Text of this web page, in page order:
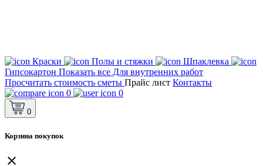
Краски Полы и стяжки
Шпаклевка
Гипсокартон Показать все Для внутренних работ
Просчитать стоимость сметы Прайс лист Контакты
0
0
0
Корзина покупок